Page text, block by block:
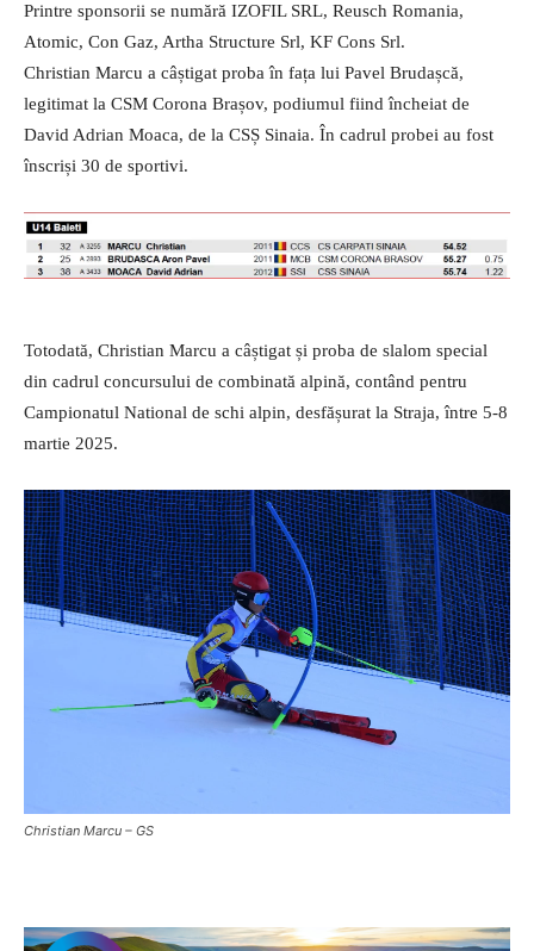
Printre sponsorii se numără IZOFIL SRL, Reusch Romania,
Atomic, Con Gaz, Artha Structure Srl, KF Cons Srl.
Christian Marcu a câștigat proba în fața lui Pavel Brudașcă,
legitimat la CSM Corona Brașov, podiumul fiind încheiat de
David Adrian Moaca, de la CSȘ Sinaia. În cadrul probei au fost
înscriși 30 de sportivi.
Totodată, Christian Marcu a câștigat și proba de slalom special
din cadrul concursului de combinată alpină, contând pentru
Campionatul National de schi alpin, desfășurat la Straja, între 5-8
martie 2025.
Christian Marcu – GS